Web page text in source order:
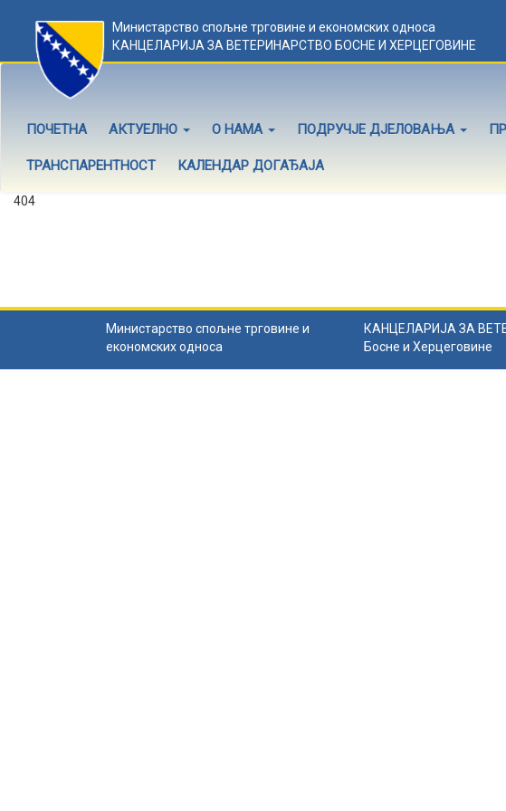
Министарство спољне трговине и економских односа
КАНЦЕЛАРИЈА ЗА ВЕТЕРИНАРСТВО БОСНЕ И ХЕРЦЕГОВИНЕ
ПОЧЕТНА АКТУЕЛНО О НАМА ПОДРУЧЈЕ ДЈЕЛОВАЊА
ТРАНСПАРЕНТНОСТ КАЛЕНДАР ДОГАЂАЈА
404
Министарство спољне трговине и
економских односа
КАНЦЕЛАРИЈА ЗА
Босне и Херцеговине